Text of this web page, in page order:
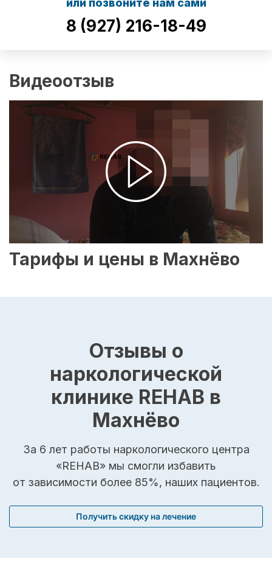
или позвоните нам сами
8 (927) 216-18-49
Видеоотзыв
Тарифы и цены в Махнёво
Отзывы о
наркологической
клинике REHAB в
Махнёво
За 6 лет работы наркологического центра
«REHAB» мы смогли избавить
от зависимости более 85%, наших пациентов.
Получить скидку на лечение